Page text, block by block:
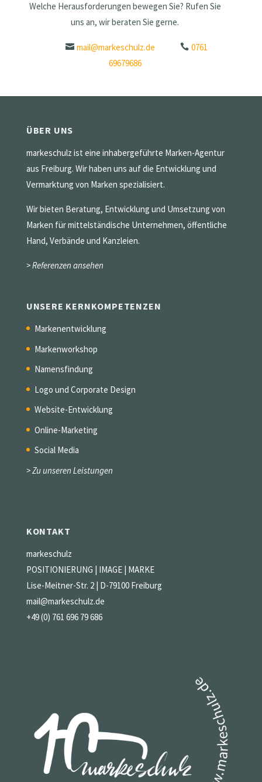
Welche Herausforderungen bewegen Sie? Rufen Sie
uns an, wir beraten Sie gerne.
mail@markeschulz.de
0761
69679686
ÜBER UNS
markeschulz ist eine inhabergeführte Marken-Agentur
aus Freiburg. Wir haben uns auf die Entwicklung und
Vermarktung von Marken spezialisiert.
Wir bieten Beratung, Entwicklung und Umsetzung von
Marken für mittelständische Unternehmen, öffentliche
Hand, Verbände und Kanzleien.
> Referenzen ansehen
UNSERE KERNKOMPETENZEN
Markenentwicklung
Markenworkshop
Namensfindung
Logo und Corporate Design
Website-Entwicklung
Online-Marketing
Social Media
> Zu unseren Leistungen
KONTAKT
markeschulz
POSITIONIERUNG | IMAGE | MARKE
Lise-Meitner-Str. 2 | D-79100 Freiburg
mail@markeschulz.de
+49 (0) 761 696 79 686